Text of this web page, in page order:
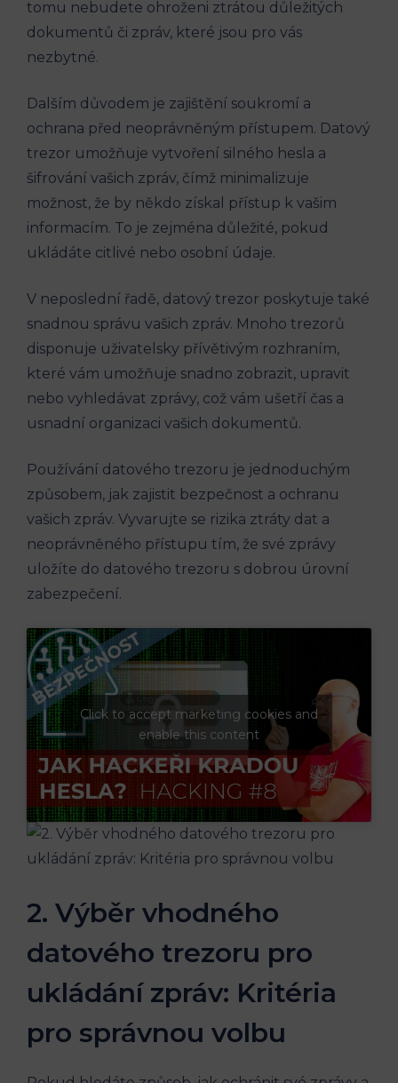
tomu nebudete ohroženi ztrátou důležitých
dokumentů či zpráv, které jsou pro vás
nezbytné.
Dalším důvodem je zajištění soukromí a
ochrana před neoprávněným přístupem. Datový
trezor umožňuje vytvoření silného hesla a
šifrování vašich zpráv, čímž minimalizuje
možnost, že by někdo získal přístup k vašim
informacím. To je zejména důležité, pokud
ukládáte citlivé nebo osobní údaje.
V neposlední řadě, datový trezor poskytuje také
snadnou správu vašich zpráv. Mnoho trezorů
disponuje uživatelsky přívětivým rozhraním,
které vám umožňuje snadno zobrazit, upravit
nebo vyhledávat zprávy, což vám ušetří čas a
usnadní organizaci vašich dokumentů.
Používání datového trezoru je jednoduchým
způsobem, jak zajistit bezpečnost a ochranu
vašich zpráv. Vyvarujte se rizika ztráty dat a
neoprávněného přístupu tím, že své zprávy
uložíte do datového trezoru s dobrou úrovní
zabezpečení.
Click to accept marketing cookies and
enable this content
2. Výběr vhodného
datového trezoru pro
ukládání zpráv: Kritéria
pro správnou volbu